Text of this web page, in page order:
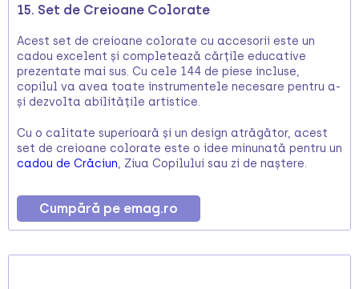
15. Set de Creioane Colorate
Acest set de creioane colorate cu accesorii este un
cadou excelent și completează cărțile educative
prezentate mai sus. Cu cele 144 de piese incluse,
copilul va avea toate instrumentele necesare pentru a-
și dezvolta abilitățile artistice.
Cu o calitate superioară și un design atrăgător, acest
set de creioane colorate este o idee minunată pentru un
cadou de Crăciun, Ziua Copilului sau zi de naștere.
Cumpără pe emag.ro